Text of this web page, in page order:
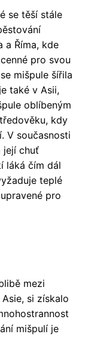
se těší stále
a Říma, kde
pro svou
mišpule šířila
také v Asii,
oblíbeným
kdy
V současnosti
její chuť
láká čím dál
teplé
pro
mezi
si získalo
mišpulí je